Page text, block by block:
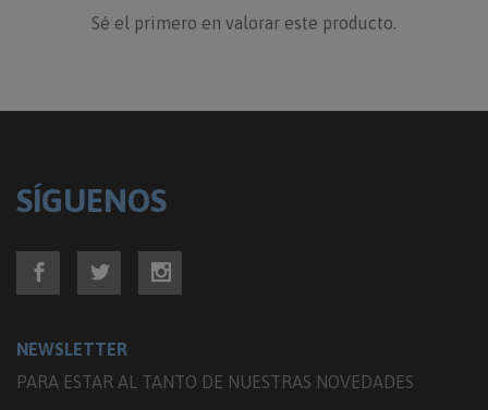
Sé el primero en valorar este producto.
SÍGUENOS
NEWSLETTER
PARA ESTAR AL TANTO DE NUESTRAS NOVEDADES